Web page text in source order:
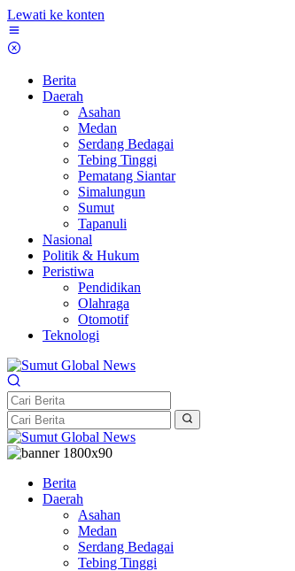
Lewati ke konten
Berita
Daerah
Asahan
Medan
Serdang Bedagai
Tebing Tinggi
Pematang Siantar
Simalungun
Sumut
Tapanuli
Nasional
Politik & Hukum
Peristiwa
Pendidikan
Olahraga
Otomotif
Teknologi
Berita
Daerah
Asahan
Medan
Serdang Bedagai
Tebing Tinggi